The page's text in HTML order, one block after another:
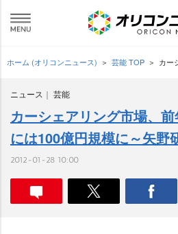
ホーム (オリコンニュース) 芸能 TOP カー
ニュース 芸能
カーシェアリング市場、
には100億円規模に～矢野
2012-01-28 10:00